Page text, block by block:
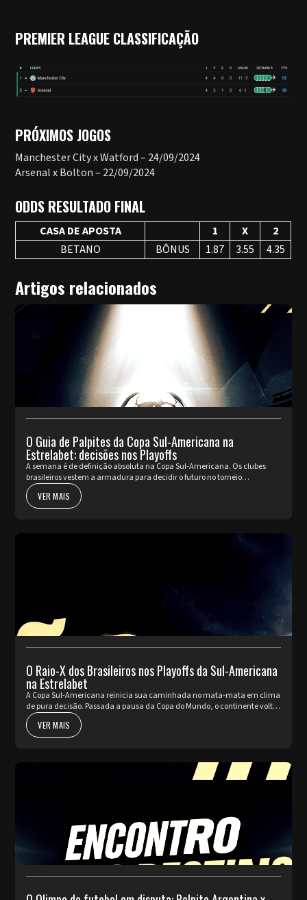
PREMIER LEAGUE CLASSIFICAÇÃO
PRÓXIMOS JOGOS
Manchester City x Watford – 24/09/2024
Arsenal x Bolton – 22/09/2024
ODDS RESULTADO FINAL
CASA DE APOSTA 1 X
2
BETANO
BÔNUS 1.87 3.55 4.35
Artigos relacionados
O Guia de Palpites da Copa Sul-Americana na
Estrelabet: decisões nos Playoffs
A semana é de definição absoluta na Copa Sul-Americana. Os clubes
brasileiros vestem a armadura para decidir o futuro no torneio
internacional diante da sua torcida, valendo a cobiçada vaga nas oi...
VER MAIS
O Raio-X dos Brasileiros nos Playoffs da Sul-Americana
na Estrelabet
A Copa Sul-Americana reinicia sua caminhada no mata-mata em clima
de pura decisão. Passada a pausa da Copa do Mundo, o continente volta
a pulsar com as partidas de ida da fase de Playoffs. Quatro rep...
VER MAIS